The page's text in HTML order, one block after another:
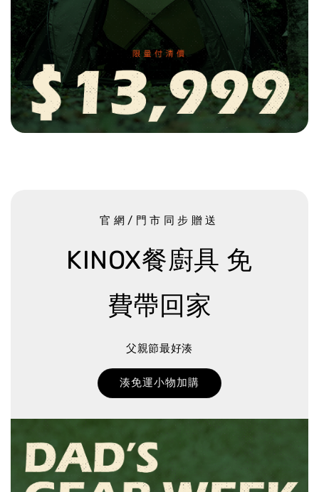
官網/門市同步贈送
KINOX餐廚具 免
費帶回家
父親節最好湊
湊免運小物加購